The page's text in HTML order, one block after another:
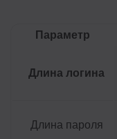
Параметр
Длина логина
Длина пароля